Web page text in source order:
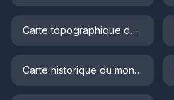
Carte topographique du monde
Carte historique du monde